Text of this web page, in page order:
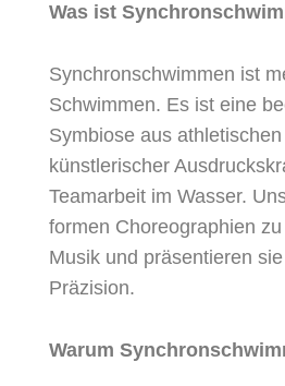
Was ist
Synchronschwimmen ist
Schwimmen. Es ist eine
Symbiose aus
künstlerischer
Teamarbeit im Wasser.
formen Choreographien
Musik und präsentieren
Präzision.
Warum